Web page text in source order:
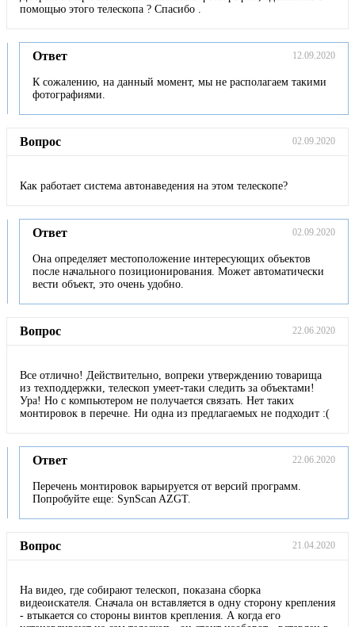
помощью этого телескопа ? Спасибо .
Ответ 12.09.2020
К сожалению, на данный момент, мы не располагаем такими
фотографиями.
Вопрос 02.09.2020
Как работает система автонаведения на этом телескопе?
Ответ 02.09.2020
Она определяет местоположение интересующих объектов
после начального позиционирования. Может автоматически
вести объект, это очень удобно.
Вопрос 22.06.2020
Все отлично! Действительно, вопреки утверждению товарища
из техподдержки, телескоп умеет-таки следить за объектами!
Ура! Но с компьютером не получается связать. Нет таких
монтировок в перечне. Ни одна из предлагаемых не подходит :(
Ответ 22.06.2020
Перечень монтировок варьируется от версий программ.
Попробуйте еще: SynScan AZGT.
Вопрос 21.04.2020
На видео, где собирают телескоп, показана сборка
видеоискателя. Сначала он вставляется в одну сторону крепления
- втыкается со стороны винтов крепления. А когда его